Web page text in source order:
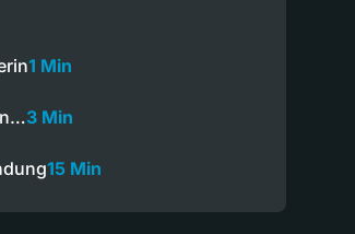
1 Min
3 Min
15 Min